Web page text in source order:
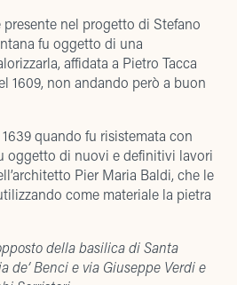
nel progetto di Stefano
fu oggetto di una
affidata a Pietro Tacca
1609, non andando però a buon
quando fu risistemata con
oggetto di nuovi e definitivi lavori
Pier Maria Baldi, che le
come materiale la pietra
della basilica di Santa
de’ Benci e via Giuseppe Verdi e